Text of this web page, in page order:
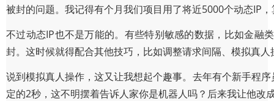
被封的问题。我记得有个月我们项目用了将近5000个动态IP
不过动态IP也不是万能的。有些特别敏感的数据，比如金融
封。这时候就得配合其他技巧，比如调整请求间隔、模拟真人
说到模拟真人操作，这又让我想起个趣事。去年有个新手程
定的2秒，这不明摆着告诉人家你是机器人吗？后来我让他改